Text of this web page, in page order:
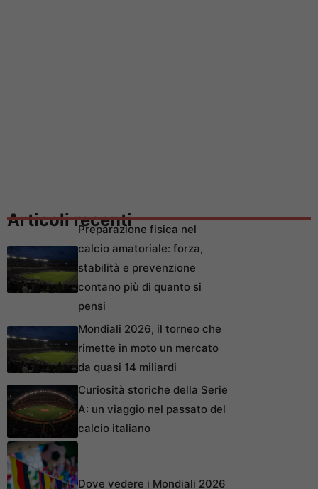
Articoli recentiPreparazione fisica nel
calcio amatoriale: forza,
stabilità e prevenzione
contano più di quanto si
pensi
Mondiali 2026, il torneo che
rimette in moto un mercato
da quasi 14 miliardi
Curiosità storiche della Serie
A: un viaggio nel passato del
calcio italiano
Dove vedere i Mondiali 2026